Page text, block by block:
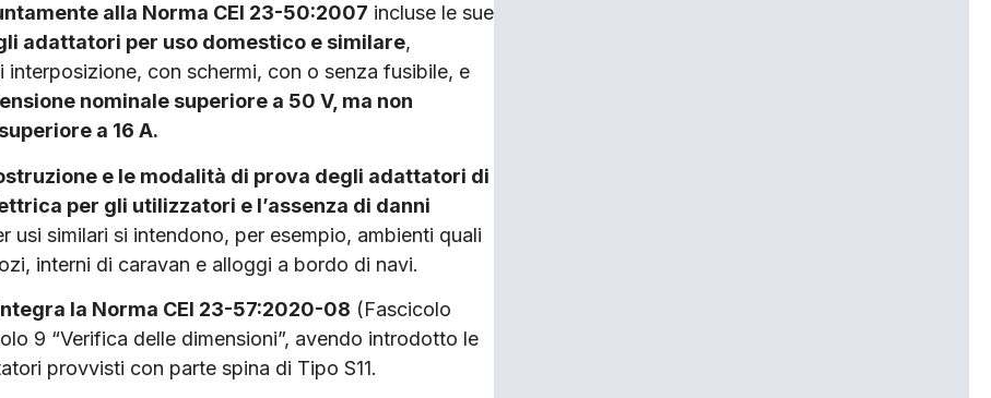
alla Norma CEI 23-50:2007 incluse le sue
adattatori per uso domestico e similare,
con schermi, con o senza fusibile, e
nominale superiore a 50 V, ma non
a 16 A.
e le modalità di prova degli adattatori di
per gli utilizzatori e l’assenza di danni
usi similari si intendono, per esempio, ambienti quali
interni di caravan e alloggi a bordo di navi.
la Norma CEI 23-57:2020-08 (Fascicolo
9 “Verifica delle dimensioni”, avendo introdotto le
provvisti con parte spina di Tipo S11.